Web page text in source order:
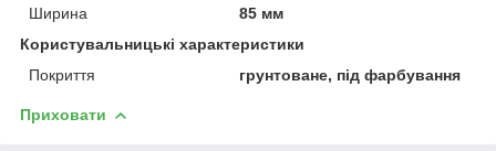
Ширина
85 мм
Користувальницькі характеристики
Покриття
грунтоване, під фарбування
Приховати